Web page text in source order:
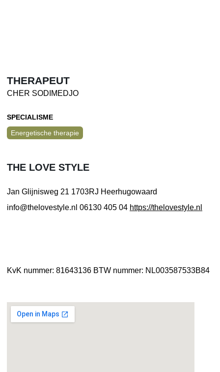
THERAPEUT
CHER SODIMEDJO
SPECIALISME
Energetische therapie
THE LOVE STYLE
Jan Glijnisweg 21 1703RJ Heerhugowaard
info@thelovestyle.nl 06130 405 04 https://thelovestyle.nl
KvK nummer: 81643136 BTW nummer: NL003587533B84